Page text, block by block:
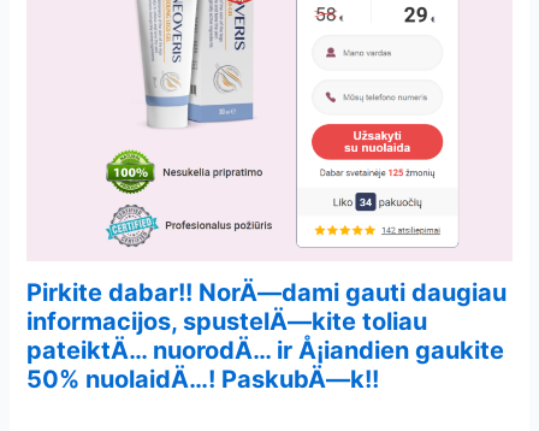
Pirkite dabar!! NorÄ—dami gauti daugiau
informacijos, spustelÄ—kite toliau
pateiktÄ… nuorodÄ… ir Å¡iandien gaukite
50% nuolaidÄ…! PaskubÄ—k!!